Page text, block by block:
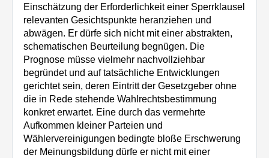
Einschätzung der Erforderlichkeit einer Sperrklausel
relevanten Gesichtspunkte heranziehen und
abwägen. Er dürfe sich nicht mit einer abstrakten,
schematischen Beurteilung begnügen. Die
Prognose müsse vielmehr nachvollziehbar
begründet und auf tatsächliche Entwicklungen
gerichtet sein, deren Eintritt der Gesetzgeber ohne
die in Rede stehende Wahlrechtsbestimmung
konkret erwartet. Eine durch das vermehrte
Aufkommen kleiner Parteien und
Wählervereinigungen bedingte bloße Erschwerung
der Meinungsbildung dürfe er nicht mit einer